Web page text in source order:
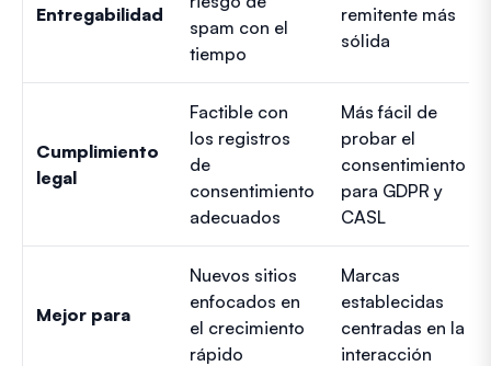
Entregabilidad
spam con el
tiempo
remitente más
sólida
Cumplimiento
legal
Factible con
los registros
de
consentimiento
adecuados
Más fácil de
probar el
consentimiento
para GDPR y
CASL
Mejor para
Nuevos sitios
enfocados en
el crecimiento
rápido
Marcas
establecidas
centradas en la
interacción